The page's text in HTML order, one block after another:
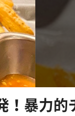
！暴力的